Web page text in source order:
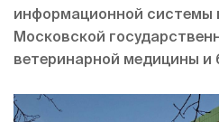
информационной системы
Московской
ветеринарной медицины и